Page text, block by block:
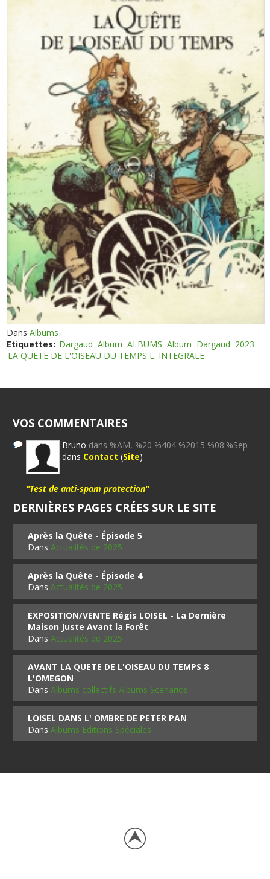
DansAlbums
Etiquettes: Dargaud Album ALBUMS Album Dargaud 2023
LA QUETE DE L'OISEAU DU TEMPS L' INTEGRALE
VOS COMMENTAIRES
Bruno dans %AM, %20 %404 %2015 %08:%Sep
dans Contact (Site)
"Test de anti-spam protection"
DERNIÈRES PAGES CRÉES SUR LE SITE
Après la Quête - Épisode 5
DansActualités de 2025
Après la Quête - Épisode 4
DansActualités de 2025
EXPOSITION/VENTE Régis LOISEL - La Dernière
Maison Juste Avant la Forêt
DansActualités de 2025
AVANT LA QUETE DE L'OISEAU DU TEMPS 8
L'OMEGON
DansAlbums collectifs Albums Scénarios
LOISEL DANS L' OMBRE DE PETER PAN
DansAlbums Editions Spéciales